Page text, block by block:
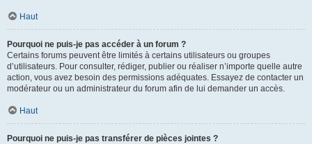
Haut
Pourquoi ne puis-je pas accéder à un forum ?
Certains forums peuvent être limités à certains utilisateurs ou groupes
d’utilisateurs. Pour consulter, rédiger, publier ou réaliser n’importe quelle autre
action, vous avez besoin des permissions adéquates. Essayez de contacter un
modérateur ou un administrateur du forum afin de lui demander un accès.
Haut
Pourquoi ne puis-je pas transférer de pièces jointes ?